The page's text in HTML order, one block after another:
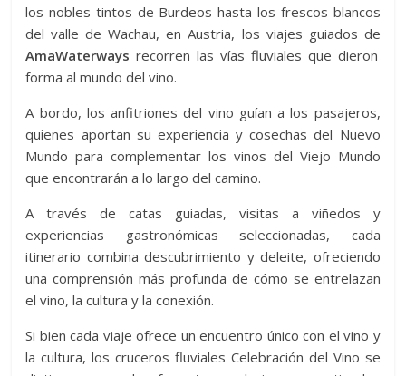
los nobles tintos de Burdeos hasta los frescos blancos
del valle de Wachau, en Austria, los viajes guiados de
AmaWaterways recorren las vías fluviales que dieron
forma al mundo del vino.
A bordo, los anfitriones del vino guían a los pasajeros,
quienes aportan su experiencia y cosechas del Nuevo
Mundo para complementar los vinos del Viejo Mundo
que encontrarán a lo largo del camino.
A través de catas guiadas, visitas a viñedos y
experiencias gastronómicas seleccionadas, cada
itinerario combina descubrimiento y deleite, ofreciendo
una comprensión más profunda de cómo se entrelazan
el vino, la cultura y la conexión.
Si bien cada viaje ofrece un encuentro único con el vino y
la cultura, los cruceros fluviales Celebración del Vino se